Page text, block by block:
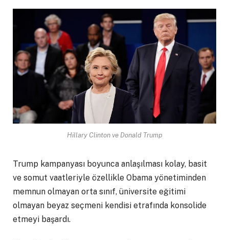
Hillary Clinton ve Donald Trump
Trump kampanyası boyunca anlaşılması kolay, basit
ve somut vaatleriyle özellikle Obama yönetiminden
memnun olmayan orta sınıf, üniversite eğitimi
olmayan beyaz seçmeni kendisi etrafında konsolide
etmeyi başardı.